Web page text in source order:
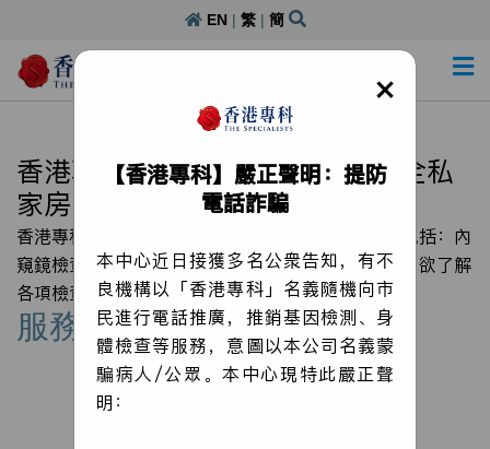
EN| 繁| 簡
香港專科｜專業設備媲美醫院｜全私
家房｜香港專科日間醫療中心
香港專科日間醫療中心提供一站式日間醫療服務，包括：內
窺鏡檢查、日間中小手術、專科門診、造影診斷等。欲了解
各項檢查/手術詳情，可向我們的職員查詢。
服務範圍
×
【香港專科】嚴正聲明：提防
電話詐騙
本中心近日接獲多名公衆告知，有不
良機構以「香港專科」名義隨機向市
民進行電話推廣，推銷基因檢測、身
體檢查等服務，意圖以本公司名義蒙
騙病人/公眾。本中心現特此嚴正聲
明：